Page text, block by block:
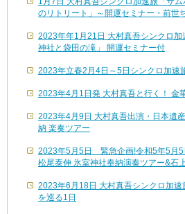
のリトリート」～開運セミナー・前世
2023年年1月21日 大村真吾シンクロ
神社と袋田の滝」 開運セミナー付
2023年立春2月4日～5日シンクロ加速
2023年4月1日発 大村真吾と行く！ 金
2023年4月9日 大村真吾出演・日本遺
納 楽奏ツアー
2023年5月5日 緊急企画!令和5年5月5
松尾泰伸 氷室神社奉納演奏ツアー&石
2023年6月18日 大村真吾シンクロ加
を巡る1日